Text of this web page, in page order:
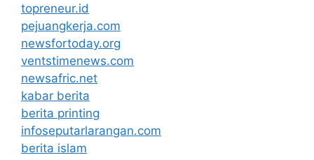
topreneur.id
pejuangkerja.com
newsfortoday.org
ventstimenews.com
newsafric.net
kabar berita
berita printing
infoseputarlarangan.com
berita islam